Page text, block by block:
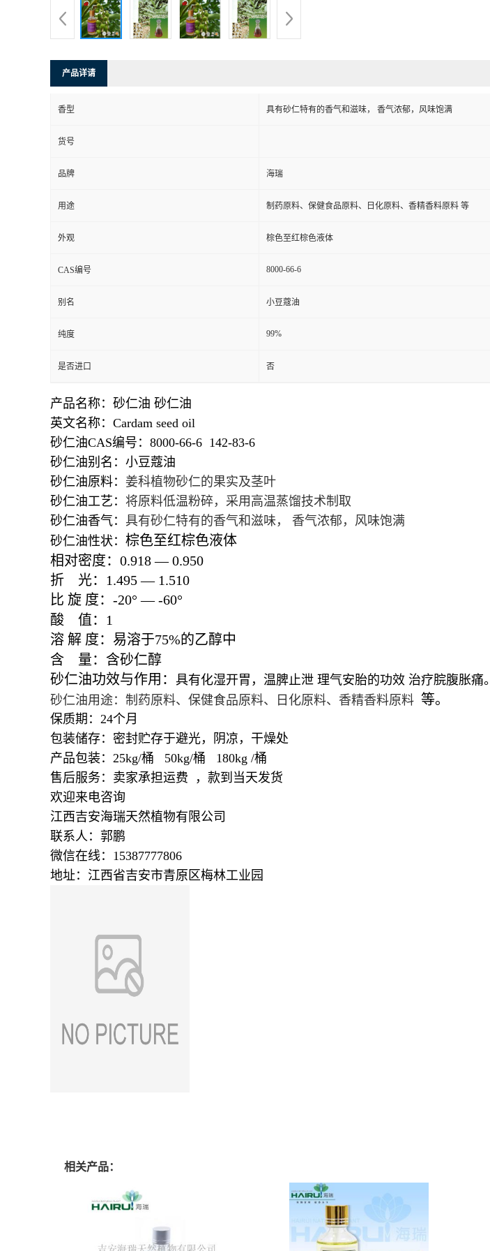
产品详请
香型 具有砂仁特有的香气和滋味， 香气浓郁，风味饱满
货号
品牌 海瑞
用途 制药原料、保健食品原料、日化原料、香精香料原料 等
外观 棕色至红棕色液体
CAS编号 8000-66-6
别名 小豆蔻油
纯度 99%
是否进口 否
产品名称：砂仁油 砂仁油
英文名称：Cardam seed oil
砂仁油CAS编号：8000-66-6 142-83-6
砂仁油别名：小豆蔻油
砂仁油原料： 姜科植物砂仁的果实及茎叶
砂仁油工艺： 将原料低温粉碎，采用高温蒸馏技术制取
砂仁油香气： 具有砂仁特有的香气和滋味， 香气浓郁，风味饱满
砂仁油性状： 棕色至红棕色液体
相对密度： 0.918—0.950
折
光： 1.495—1.510
比 旋 度： -20° —-60°
酸
值： 1
溶 解 度：易溶于75%的乙醇中
含
量：含砂仁醇
砂仁油功效与作用： 具有化湿开胃，温脾止泄 理气安胎的功效 治疗脘腹胀痛。
砂仁油用途：制药原料、保健食品原料、日化原料、香精香料原料 等。
保质期：24个月
包装储存：密封贮存于避光，阴凉，干燥处
产品包装：25kg/桶 50kg/桶 180kg /桶
售后服务：卖家承担运费 ，款到当天发货
欢迎来电咨询
江西吉安海瑞天然植物有限公司
联系人：郭鹏
微信在线：15387777806
地址：江西省吉安市青原区梅林工业园
相关产品：